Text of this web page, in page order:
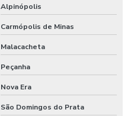
Alpinópolis
Carmópolis de Minas
Malacacheta
Peçanha
Nova Era
São Domingos do Prata